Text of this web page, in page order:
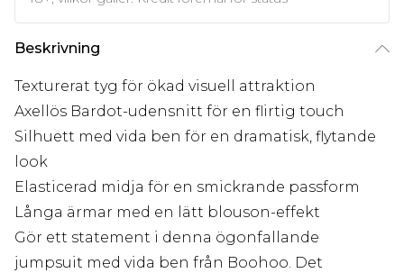
Beskrivning
Texturerat tyg för ökad visuell attraktion
Axellös Bardot-udensnitt för en flirtig touch
Silhuett med vida ben för en dramatisk, flytande
look
Elasticerad midja för en smickrande passform
Långa ärmar med en lätt blouson-effekt
Gör ett statement i denna ögonfallande
jumpsuit med vida ben från Boohoo. Det